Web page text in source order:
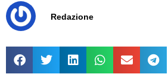
Redazione